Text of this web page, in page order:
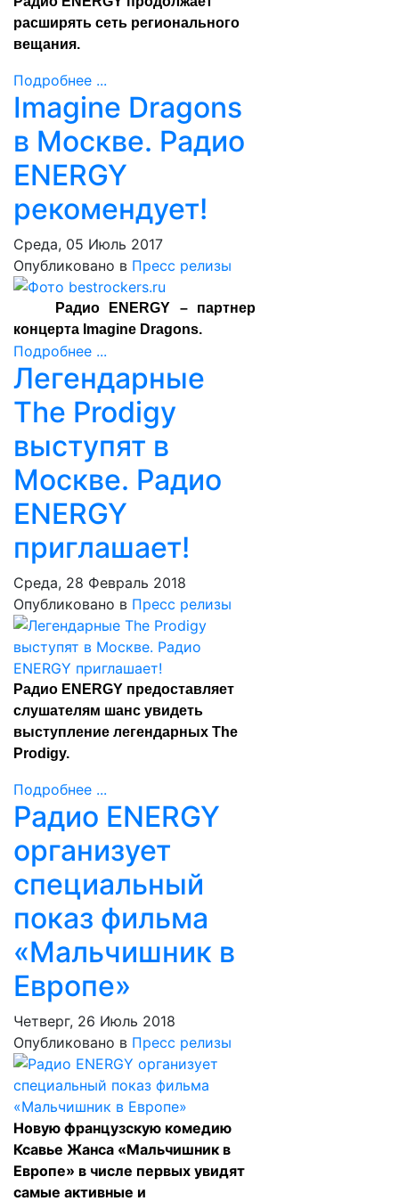
расширять сеть регионального
вещания.
Подробнее ...
Imagine Dragons
в Москве. Радио
ENERGY
рекомендует!
Среда, 05 Июль 2017
Опубликовано в Пресс релизы
Радио ENERGY – партнер
концерта Imagine Dragons.
Подробнее ...
Легендарные
The Prodigy
выступят в
Москве. Радио
ENERGY
приглашает!
Среда, 28 Февраль 2018
Опубликовано в Пресс релизы
Радио ENERGY предоставляет
слушателям шанс увидеть
выступление легендарных The
Prodigy.
Подробнее ...
Радио ENERGY
организует
специальный
показ фильма
«Мальчишник в
Европе»
Четверг, 26 Июль 2018
Опубликовано в Пресс релизы
Новую французскую комедию
Ксавье Жанса «Мальчишник в
Европе» в числе первых увидят
самые активные и